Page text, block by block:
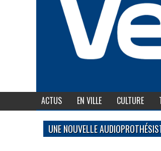
ACTUS EN VILLE CULTURE
UNE NOUVELLE